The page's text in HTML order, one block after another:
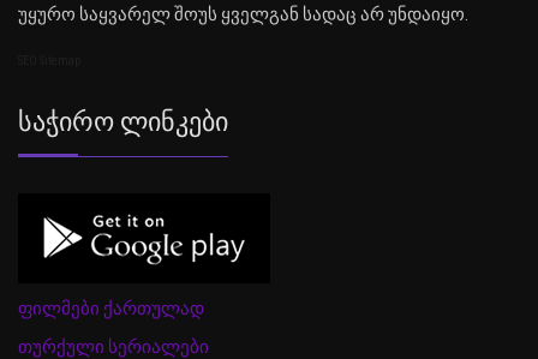
უყურო საყვარელ შოუს ყველგან სადაც არ უნდაიყო.
Საჭირო Ლინკები
ფილმები ქართულად
თურქული სერიალები